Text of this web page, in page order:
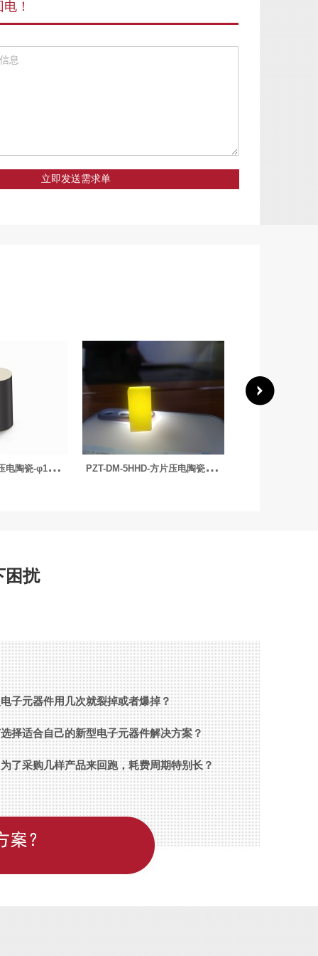
！
立即发送需求单
P
ZT-DM-5HHD-方片压电陶瓷-64*14.5*0.5mm P
ZT-DM4D-圆环压电陶瓷-φ63.5xφ9×11.4mm 200kHz
困扰
子元器件用几次就裂掉或者爆掉？
择适合自己的新型电子元器件解决方案？
了采购几样产品来回跑，耗费周期特别长？